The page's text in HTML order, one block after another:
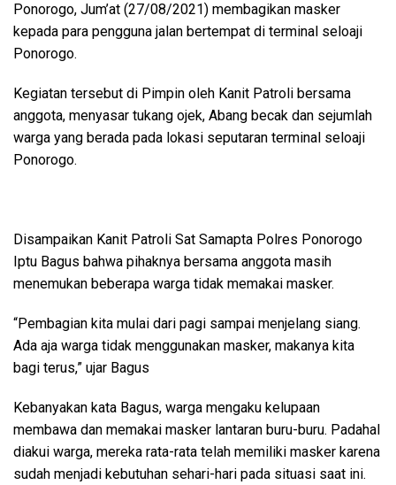
Ponorogo, Jum’at (27/08/2021) membagikan masker
kepada para pengguna jalan bertempat di terminal seloaji
Ponorogo.
Kegiatan tersebut di Pimpin oleh Kanit Patroli bersama
anggota, menyasar tukang ojek, Abang becak dan sejumlah
warga yang berada pada lokasi seputaran terminal seloaji
Ponorogo.
Disampaikan Kanit Patroli Sat Samapta Polres Ponorogo
Iptu Bagus bahwa pihaknya bersama anggota masih
menemukan beberapa warga tidak memakai masker.
“Pembagian kita mulai dari pagi sampai menjelang siang.
Ada aja warga tidak menggunakan masker, makanya kita
bagi terus,” ujar Bagus
Kebanyakan kata Bagus, warga mengaku kelupaan
membawa dan memakai masker lantaran buru-buru. Padahal
diakui warga, mereka rata-rata telah memiliki masker karena
sudah menjadi kebutuhan sehari-hari pada situasi saat ini.